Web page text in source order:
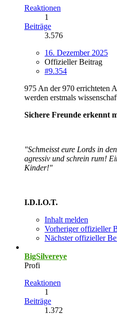
Reaktionen
1
Beiträge
3.576
16. Dezember 2025
Offizieller Beitrag
#9.354
975 An der 970 errichteten
werden erstmals
Sichere Freunde erkennt
"Schmeisst eure Lords in
agressiv und schrein rum!
Kinder!"
I.D.I.O.T.
Inhalt melden
Vorheriger offizieller
Nächster offizieller
BigSilvereye
Profi
Reaktionen
1
Beiträge
1.372